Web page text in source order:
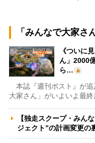
「みんなで大家さ
《ついに
ん」2000
ら…
本誌『週刊ポスト』が追
大家さん」がいよいよ最
【独走スクープ・みん
ジェクト”の計画変更